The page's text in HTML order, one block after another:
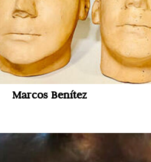
Marcos Benítez